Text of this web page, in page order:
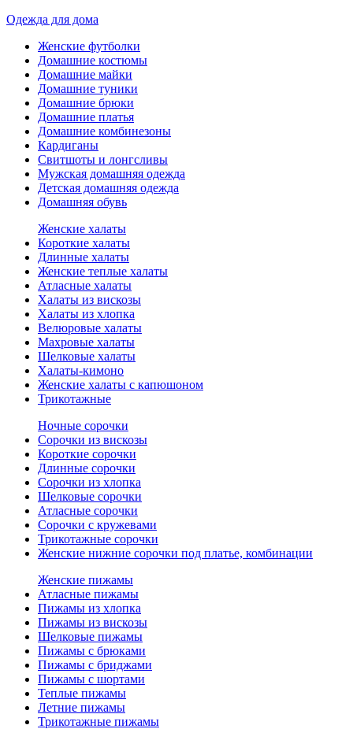
Одежда для дома
Женские футболки
Домашние костюмы
Домашние майки
Домашние туники
Домашние брюки
Домашние платья
Домашние комбинезоны
Кардиганы
Свитшоты и лонгсливы
Мужская домашняя одежда
Детская домашняя одежда
Домашняя обувь
Женские халаты
Короткие халаты
Длинные халаты
Женские теплые халаты
Атласные халаты
Халаты из вискозы
Халаты из хлопка
Велюровые халаты
Махровые халаты
Шелковые халаты
Халаты-кимоно
Женские халаты с капюшоном
Трикотажные
Ночные сорочки
Сорочки из вискозы
Короткие сорочки
Длинные сорочки
Сорочки из хлопка
Шелковые сорочки
Атласные сорочки
Сорочки с кружевами
Трикотажные сорочки
Женские нижние сорочки под платье, комбинации
Женские пижамы
Атласные пижамы
Пижамы из хлопка
Пижамы из вискозы
Шелковые пижамы
Пижамы с брюками
Пижамы с бриджами
Пижамы с шортами
Теплые пижамы
Летние пижамы
Трикотажные пижамы